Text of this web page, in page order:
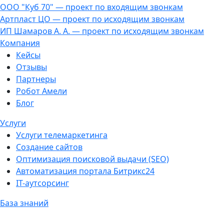
ООО "Куб 70" — проект по входящим звонкам
Артпласт ЦО — проект по исходящим звонкам
ИП Шамаров А. А. — проект по исходящим звонкам
Компания
Кейсы
Отзывы
Партнеры
Робот Амели
Блог
Услуги
Услуги телемаркетинга
Создание сайтов
Оптимизация поисковой выдачи (SEO)
Автоматизация портала Битрикс24
IT-аутсорсинг
База знаний